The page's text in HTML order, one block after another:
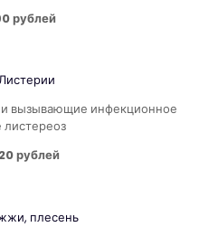
рублей
вызывающие инфекционное
листереоз
рублей
плесень